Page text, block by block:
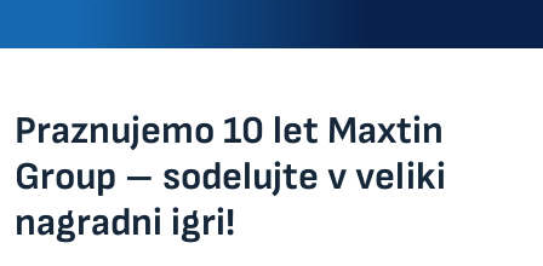
Praznujemo 10 let Maxtin
Group – sodelujte v veliki
nagradni igri!